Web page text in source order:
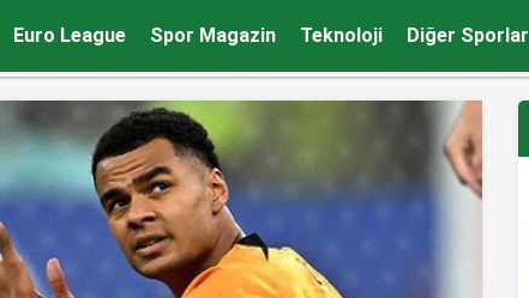
Euro League Spor Magazin Teknoloji Diğer Sporlar